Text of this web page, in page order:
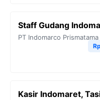
Staff Gudang
PT Indomarco Prismatama
Kasir Indomaret,